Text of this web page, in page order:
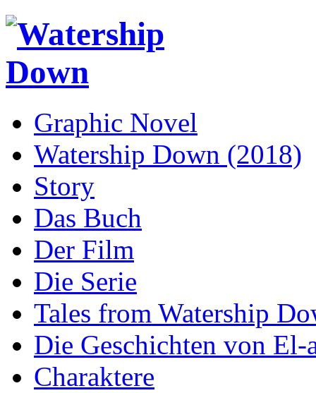
Graphic Novel
Watership Down (2018)
Story
Das Buch
Der Film
Die Serie
Tales from Watership
Die Geschichten von El-
Charaktere